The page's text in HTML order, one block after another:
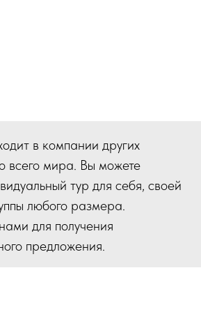
в компании других
всего мира. Вы можете
тур для себя, своей
любого размера.
для получения
предложения.